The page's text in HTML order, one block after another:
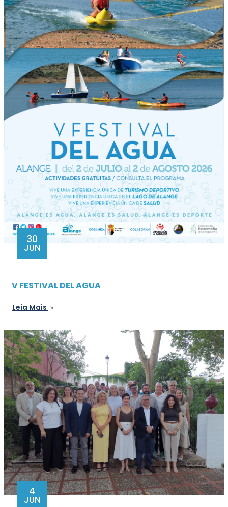
30
JUN
V FESTIVAL DEL AGUA
Leia Mais
4
JUN